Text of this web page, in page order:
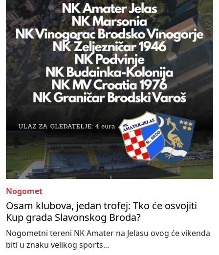
Nogomet
Osam klubova, jedan trofej: Tko će osvojiti
Kup grada Slavonskog Broda?
Nogometni tereni NK Amater na Jelasu ovog će vikenda
biti u znaku velikog sports...